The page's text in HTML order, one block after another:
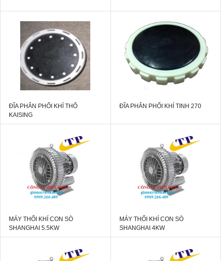
ĐĨA PHÂN PHỐI KHÍ THÔ
KAISING
ĐĨA PHÂN PHỐI KHÍ TINH 270
MÁY THỔI KHÍ CON SÒ
SHANGHAI 5.5KW
MÁY THỔI KHÍ CON SÒ
SHANGHAI 4KW